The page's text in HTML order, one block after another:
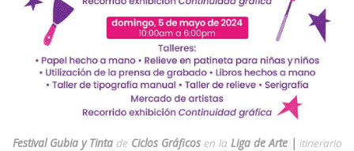
Festival Gubia y Tintade Ciclos Gráficos en la Liga de Arte | itinerario